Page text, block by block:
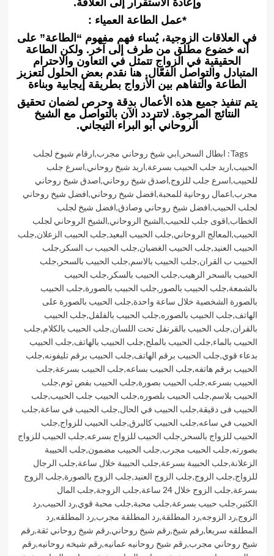
*عمل الطاعة العمياء :
في العلاقات الزوجية، يُساء فهم مفهوم “الطاعة” على
أنه خضوع مطلق من طرف إلى آخر. ولكن الطاعة
الحقيقية في الزواج تتمثل في التعاون والاحترام
المتبادل والتواصل الفعّال. هنا نقدم بعض الحلول لتعزيز
الطاعة والتفاهم بين الأزواج بطريقة إيجابية وبناءة
يتم تنفيذ جميع هذه الأعمال بدقة وحرص لضمان تحقيق
النتائج المرجوة. لاتتردد الآن بالتواصل مع الشيخ
الروحاني أبو البراء التيجاني.
Tags: ابطال السحر ,ابي شيخ روحاني مجرب,ارقام شيوخ لجلب
الحبيب,اريد جلب الحبيب بسرعة,اريد شيخ روحاني,اسرع جلب
للحبيب,اسرع جلب للزوج,اصدق شيخ روحاني,اصدق شيخ روحاني
مجرب,اعمال روحانية للمحبة,افضل شيخ روحاني,افضل شيخ روحاني
لجلب الحبيب,افضل شيخ روحاني وصادق,افضل شيخ لجلب
الخطاب,اقوى جلب للحبيب,الشيخ الروحاني,الشيخ الروحاني لجلب
الحبيب,المعالج الروحاني,جلب الحبيب البعيد,جلب الحبيب الزعلان,جلب
الحبيب العنيد,جلب الحبيب الغضبان,جلب الحبيب ب السكر ,جلب
الحبيب ب القران,جلب الحبيب بالاسم,جلب الحبيب بالسحر ,جلب
الحبيب بالسحر الرهيب,جلب الحبيب بالسكر ,جلب الحبيب
بالشمعة,جلب الحبيب بالصور ,جلب الحبيب بالصورة,جلب الحبيب
بالصورة الشخصية خلال ساعة واحدة,جلب الحبيب بالصورة على
الهاتف,جلب الحبيب بالصوره,جلب الحبيب بالفلفل,جلب الحبيب
بالقران,جلب الحبيب بالقرنفل تحت اللسان,جلب الحبيب بالكلام,جلب
الحبيب بالماء,جلب الحبيب بالملح,جلب الحبيب بالهاتف,جلب الحبيب
بدعاء قوي,جلب الحبيب برقم الهاتف,جلب الحبيب برقم تليفونه,جلب
الحبيب برقم هاتفه,جلب الحبيب بساعه,جلب الحبيب بسرعة,جلب
الحبيب بسرعه,جلب الحبيب بصورة,جلب الحبيب بفص ثوم,جلب
الحبيب بلاسم,جلب الحبيب بلصوره,جلب الحبيب جلب الحبيب,جلب
الحبيب فى دقيقة,جلب الحبيب في الحال,جلب الحبيب في ساعة,جلب
الحبيب في ساعه,جلب الحبيب كالبرق,جلب الحبيب للزواج,جلب
الحبيب للزواج بالسحر ,جلب الحبيب للزواج بسرعه,جلب الحبيب للزواج
بصورته,جلب الحبيب مجرب,جلب الحبيب مضمون,جلب الحبيبة
الزعلانة,جلب الحبيبة بسرعة,جلب الحبيبة خلال ساعة,جلب الرجال
للزواج,جلب الزوج,جلب الزوج العنيد,جلب الزوج بالصورة,جلب الزوج
بسرعة,جلب الزوج خلال 24 ساعة ,جلب الزوجة,جلب المال
الكثير ,جلب حبيب بسرعة,جلب محبة,جلب محبة قوي,رد الحبيب,رد
الزوج,رد الزوجه,رد المطلقة,رد المطلقة مجرب,رد المطلقه,رد
المطلقه سريعا,رقم شيخ,رقم شيخ روحاني,رقم شيخ روحاني ثقة,رقم
شيخ روحاني مجرب,رقم شيخ روحانيه عمانيه,رقم شيخه روحانيه,رقم